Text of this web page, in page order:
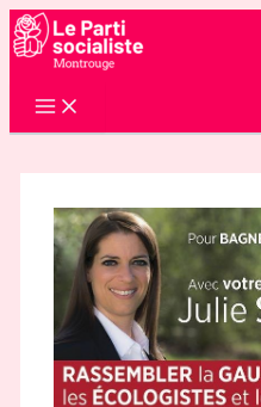
Aller
au